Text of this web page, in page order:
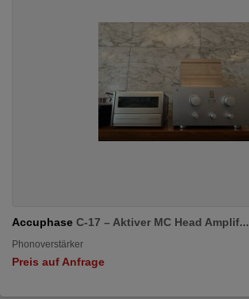
Accuphase C-17 – Aktiver MC Head Amplif...
Phonoverstärker
Preis auf Anfrage